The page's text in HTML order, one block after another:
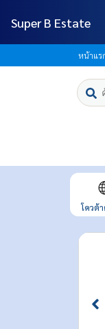
Super B Estate
หน้าแร
โควต้